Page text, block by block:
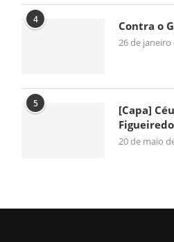
4 Contra o
26 de janeiro
5
[Capa]
Figueiredo
20 de maio